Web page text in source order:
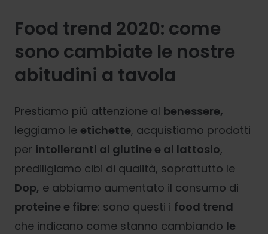
Food trend 2020: come
sono cambiate le nostre
abitudini a tavola
Prestiamo più attenzione al benessere,
leggiamo le etichette, acquistiamo prodotti
per intolleranti al glutine e al lattosio,
prediligiamo cibi di qualità, soprattutto le
Dop, e abbiamo aumentato il consumo di
proteine e fibre: sono questi i food trend
che indicano come stanno cambiando le